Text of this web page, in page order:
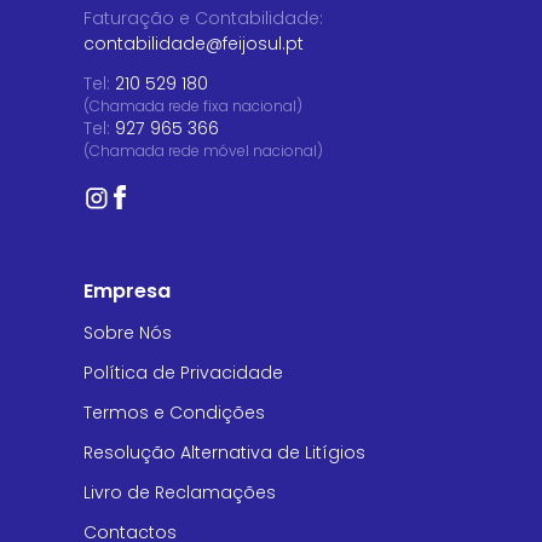
Faturação e Contabilidade:
contabilidade@feijosul.pt
Tel: 210 529 180
(Chamada rede fixa nacional)
Tel: 927 965 366
(Chamada rede móvel nacional)
Empresa
Sobre Nós
Política de Privacidade
Termos e Condições
Resolução Alternativa de Litígios
Livro de Reclamações
Contactos